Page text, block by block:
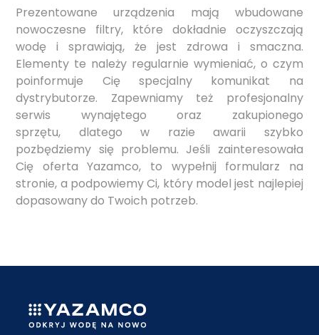
Prezentowane urządzenia mają wbudowane
nowoczesne filtry, które dokładnie oczyszczają
wodę i sprawiają, że jest zdrowa i smaczna.
Elementy te należy regularnie wymieniać, o czym
poinformuje Cię specjalny komunikat na
dystrybutorze. Zapewniamy też profesjonalny
serwis wynajętego oraz zakupionego
sprzętu, dlatego w razie awarii szybko
pozbędziemy się problemu. Jeśli zainteresowała
Cię oferta Yazamco, to wypełnij formularz na
stronie, a podpowiemy Ci, który model jest najlepiej
dopasowany do Twoich potrzeb.